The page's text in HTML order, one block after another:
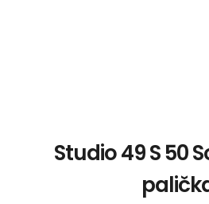
Studio 49 S 50